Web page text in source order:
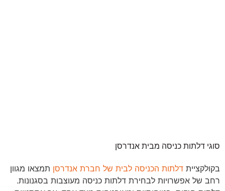
סוגי דלתות כניסה מבית אנדרסן
בקולקציית דלתות הכניסה לבית של חברת אנדרסן תמצאו מגוון
רחב של אפשרויות לבחירת דלתות כניסה מעוצבות בסגנונות.